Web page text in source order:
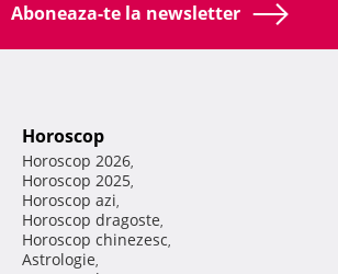
Aboneaza-te la newsletter
Horoscop
Horoscop 2026,
Horoscop 2025,
Horoscop azi,
Horoscop dragoste,
Horoscop chinezesc,
Astrologie,